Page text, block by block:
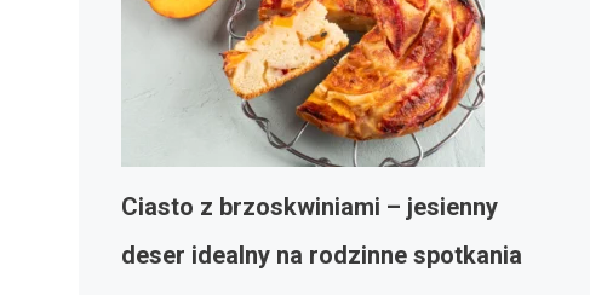
Ciasto z brzoskwiniami – jesienny
deser idealny na rodzinne spotkania